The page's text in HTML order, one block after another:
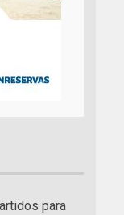
para